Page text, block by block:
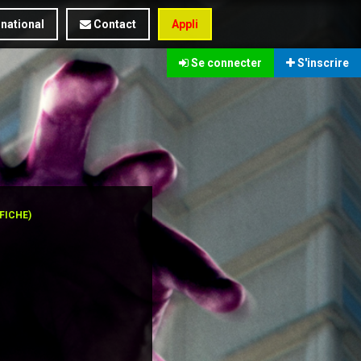
Contact Appli
Se connecter S'inscrire